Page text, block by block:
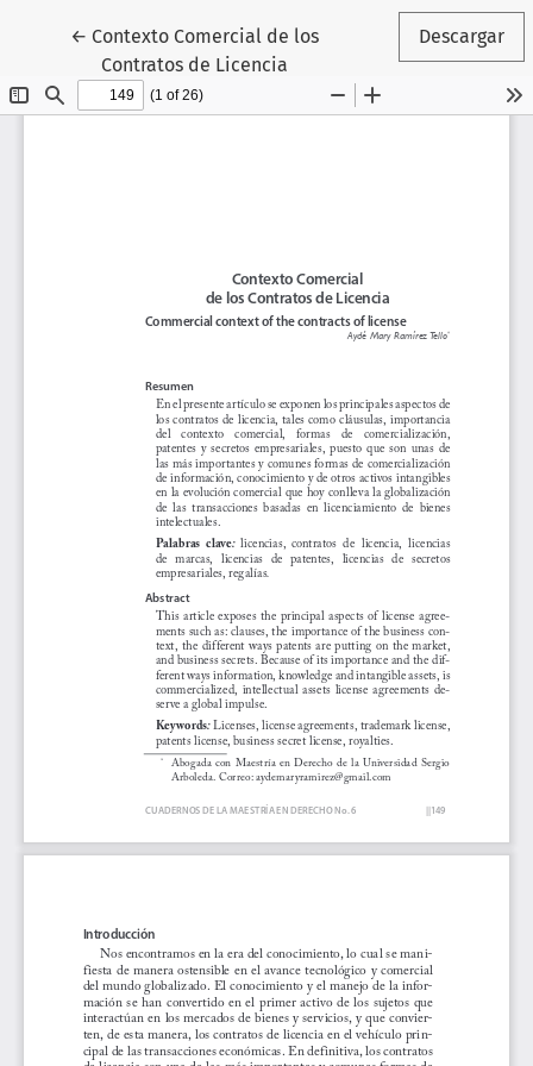
← Volver a los detalles del artículo
Contexto Comercial de los
Contratos de Licencia
Descargar